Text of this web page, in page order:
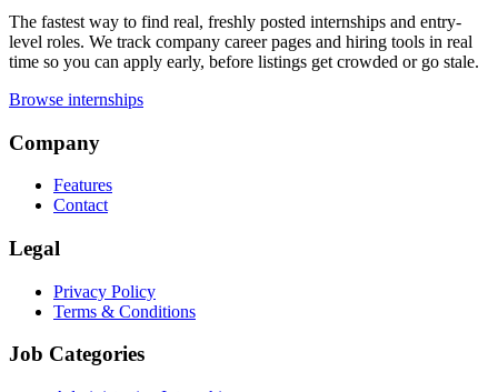
The fastest way to find real, freshly posted internships and entry-
level roles. We track company career pages and hiring tools in real
time so you can apply early, before listings get crowded or go stale.
Browse internships
Company
Features
Contact
Legal
Privacy Policy
Terms & Conditions
Job Categories